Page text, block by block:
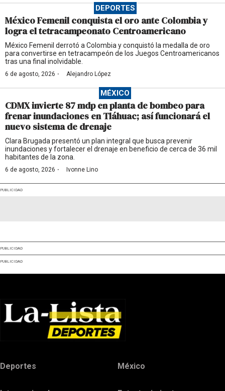
DEPORTES
México Femenil conquista el oro ante Colombia y
logra el tetracampeonato Centroamericano
México Femenil derrotó a Colombia y conquistó la medalla de oro
para convertirse en tetracampeón de los Juegos Centroamericanos
tras una final inolvidable.
6 de agosto, 2026 · Alejandro López
MÉXICO
CDMX invierte 87 mdp en planta de bombeo para
frenar inundaciones en Tláhuac; así funcionará el
nuevo sistema de drenaje
Clara Brugada presentó un plan integral que busca prevenir
inundaciones y fortalecer el drenaje en beneficio de cerca de 36 mil
habitantes de la zona.
6 de agosto, 2026 · Ivonne Lino
PUBLICIDAD
PUBLICIDAD
PUBLICIDAD
Deportes México